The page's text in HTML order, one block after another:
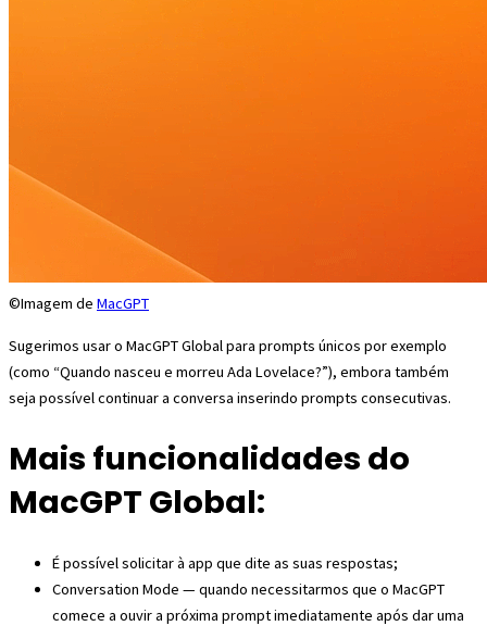
©Imagem de MacGPT
Sugerimos usar o MacGPT Global para prompts únicos por exemplo
(como “Quando nasceu e morreu Ada Lovelace?”), embora também
seja possível continuar a conversa inserindo prompts consecutivas.
Mais funcionalidades do
MacGPT Global:
É possível solicitar à app que dite as suas respostas;
Conversation Mode — quando necessitarmos que o MacGPT
comece a ouvir a próxima prompt imediatamente após dar uma